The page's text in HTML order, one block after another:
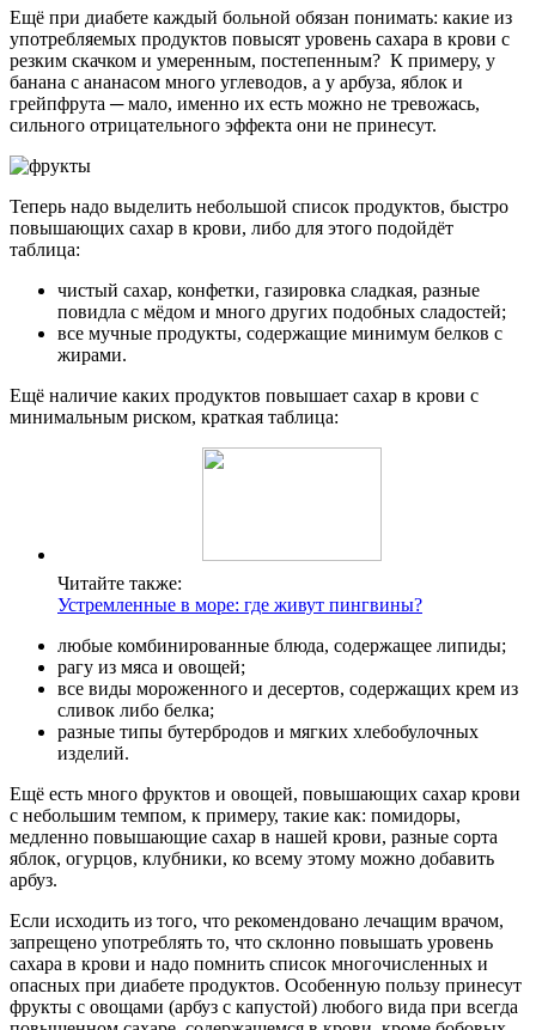
Ещё при диабете каждый больной обязан понимать: какие из
употребляемых продуктов повысят уровень сахара в крови с
резким скачком и умеренным, постепенным? К примеру, у
банана с ананасом много углеводов, а у арбуза, яблок и
грейпфрута ─ мало, именно их есть можно не тревожась,
сильного отрицательного эффекта они не принесут.
Теперь надо выделить небольшой список продуктов, быстро
повышающих сахар в крови, либо для этого подойдёт
таблица:
чистый сахар, конфетки, газировка сладкая, разные
повидла с мёдом и много других подобных сладостей;
все мучные продукты, содержащие минимум белков с
жирами.
Ещё наличие каких продуктов повышает сахар в крови с
минимальным риском, краткая таблица:
Читайте также:
Устремленные в море: где живут пингвины?
любые комбинированные блюда, содержащее липиды;
рагу из мяса и овощей;
все виды мороженного и десертов, содержащих крем из
сливок либо белка;
разные типы бутербродов и мягких хлебобулочных
изделий.
Ещё есть много фруктов и овощей, повышающих сахар крови
с небольшим темпом, к примеру, такие как: помидоры,
медленно повышающие сахар в нашей крови, разные сорта
яблок, огурцов, клубники, ко всему этому можно добавить
арбуз.
Если исходить из того, что рекомендовано лечащим врачом,
запрещено употреблять то, что склонно повышать уровень
сахара в крови и надо помнить список многочисленных и
опасных при диабете продуктов. Особенную пользу принесут
фрукты с овощами (арбуз с капустой) любого вида при всегда